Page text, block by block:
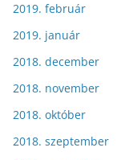
2019. február
2019. január
2018. december
2018. november
2018. október
2018. szeptember